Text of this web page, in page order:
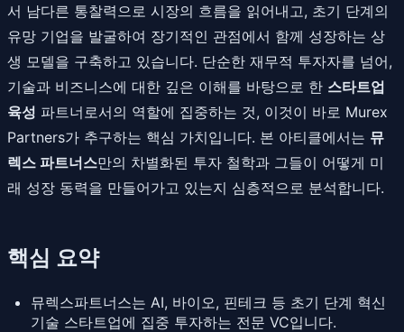
서 남다른 통찰력으로 시장의 흐름을 읽어내고, 초기 단계의
유망 기업을 발굴하여 장기적인 관점에서 함께 성장하는 상
생 모델을 구축하고 있습니다. 단순한 재무적 투자자를 넘어,
기술과 비즈니스에 대한 깊은 이해를 바탕으로 한 스타트업
육성 파트너로서의 역할에 집중하는 것, 이것이 바로 Murex
Partners가 추구하는 핵심 가치입니다. 본 아티클에서는 뮤
렉스 파트너스만의 차별화된 투자 철학과 그들이 어떻게 미
래 성장 동력을 만들어가고 있는지 심층적으로 분석합니다.
핵심 요약
뮤렉스파트너스는 AI, 바이오, 핀테크 등 초기 단계 혁신
기술 스타트업에 집중 투자하는 전문 VC입니다.